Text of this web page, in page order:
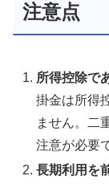
注意点
所得控除で
掛金は所得
ません。二
注意が必要
長期利用を